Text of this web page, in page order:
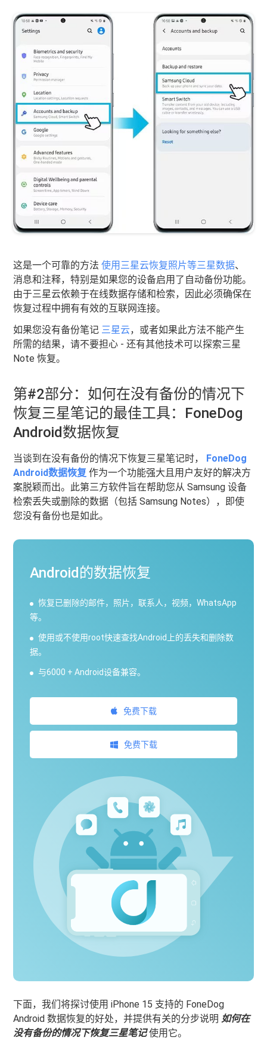
这是一个可靠的方法使用三星云恢复照片等三星数据、
消息和注释，特别是如果您的设备启用了自动备份功能。
由于三星云依赖于在线数据存储和检索，因此必须确保在
恢复过程中拥有有效的互联网连接。
如果您没有备份笔记 三星云，或者如果此方法不能产生
所需的结果，请不要担心 - 还有其他技术可以探索三星
Note 恢复。
第#2部分：如何在没有备份的情况下
恢复三星笔记的最佳工具：FoneDog
Android数据恢复
当谈到在没有备份的情况下恢复三星笔记时，
FoneDog
Android数据恢复 作为一个功能强大且用户友好的解决方
案脱颖而出。此第三方软件旨在帮助您从 Samsung 设备
检索丢失或删除的数据（包括 Samsung Notes），即使
您没有备份也是如此。
Android的数据恢复
恢复已删除的邮件，照片，联系人，视频，WhatsApp
等。
使用或不使用root快速查找Android上的丢失和删除数
据。
与6000 + Android设备兼容。
免费下载
免费下载
下面，我们将探讨使用 iPhone 15 支持的 FoneDog
Android 数据恢复的好处，并提供有关的分步说明如何在
没有备份的情况下恢复三星笔记使用它。